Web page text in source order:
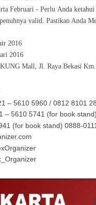
Februari - Perlu Anda
valid. Pastikan Anda
2016
2016
Mall, Jl. Raya Bekasi
– 5610 5960 / 0812 8101
– 5610 5741 (for book stand)
(for book stand) 0888-